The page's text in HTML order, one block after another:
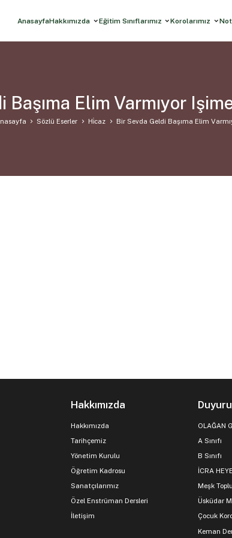
AnasayfaHakkımızda Eğitim Sınıflarımız Korolarımız
Başıma Elim Varmıyor
Sözlü Eserler Hi̇caz Bir Sevda Geldi Başıma Elim
Hakkımızda
Hakkımızda
Tarihçemiz
Yönetim Kurulu
Öğretim Kadrosu
Sanatçılarımız
Özel Enstrüman Dersleri
İletişim
OLAĞAN
A Sınıfı
B Sınıfı
İCRA
Meşk
Üsküdar
Çocuk
Keman